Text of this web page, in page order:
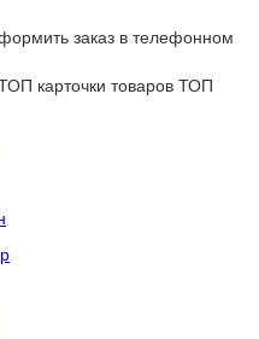
заказ в телефонном
карточки товаров ТОП